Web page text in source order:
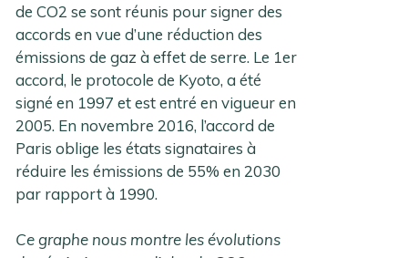
de CO2 se sont réunis pour signer des
accords en vue d’une réduction des
émissions de gaz à effet de serre. Le 1er
accord, le protocole de Kyoto, a été
signé en 1997 et est entré en vigueur en
2005. En novembre 2016, l’accord de
Paris oblige les états signataires à
réduire les émissions de 55% en 2030
par rapport à 1990.
Ce graphe nous montre les évolutions